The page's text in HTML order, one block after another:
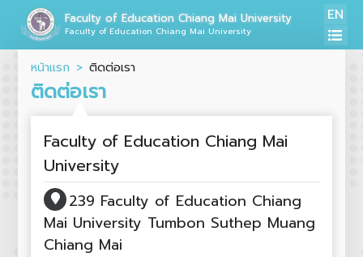
Faculty of Education Chiang Mai University
Faculty of Education Chiang Mai University
EN
หน้าแรก ติดต่อเรา
ติดต่อเรา
Faculty of Education Chiang Mai
University
239 Faculty of Education Chiang
Mai University Tumbon Suthep Muang
Chiang Mai